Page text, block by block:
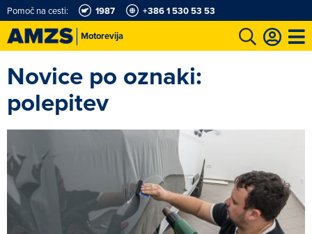
Motorevija
Pomoč na cesti: 1987 +386 1 530 53 53
Karting in motošportni center Najboljši za volanom
Novice po oznaki:
polepitev